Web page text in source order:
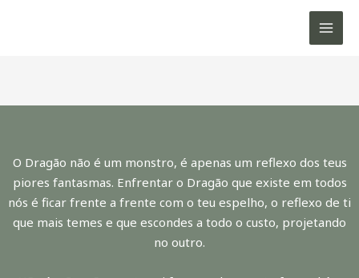
MAIN
O Dragão não é um monstro, é apenas um reflexo dos teus
piores fantasmas. Enfrentar o Dragão que existe em todos
nós é ficar frente a frente com o teu espelho, o reflexo de ti
que mais temes e que escondes a todo o custo, projetando
no outro.